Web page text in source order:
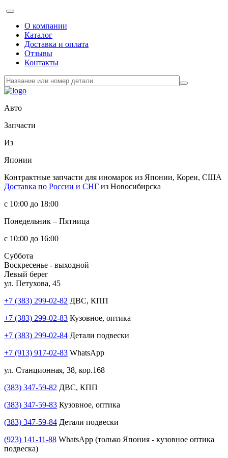
О компании
Каталог
Доставка и оплата
Отзывы
Контакты
Авто
Запчасти
Из
Японии
Контрактные запчасти для иномарок из Японии, Кореи, США
Доставка по России и СНГ из Новосибирска
с 10:00 до 18:00
Понедельник – Пятница
с 10:00 до 16:00
Суббота
Воскресенье - выходной
Левый берег
ул. Петухова, 45
+7 (383) 299-02-82 ДВС, КПП
+7 (383) 299-02-83 Кузовное, оптика
+7 (383) 299-02-84 Детали подвески
+7 (913) 917-02-83 WhatsApp
ул. Станционная, 38, кор.168
(383) 347-59-82 ДВС, КПП
(383) 347-59-83 Кузовное, оптика
(383) 347-59-84 Детали подвески
(923) 141-11-88 WhatsApp (только Япония - кузовное оптика
подвеска)